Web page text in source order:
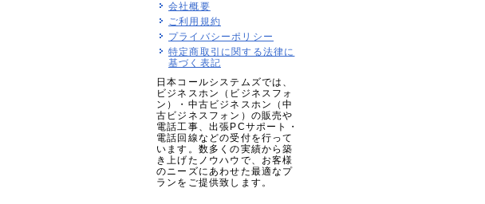
会社概要
ご利用規約
プライバシーポリシー
特定商取引に関する法律に
基づく表記
日本コールシステムズでは、
ビジネスホン（ビジネスフォ
ン）・中古ビジネスホン（中
古ビジネスフォン）の販売や
電話工事、出張PCサポート・
電話回線などの受付を行って
います。数多くの実績から築
き上げたノウハウで、お客様
のニーズにあわせた最適なプ
ランをご提供致します。